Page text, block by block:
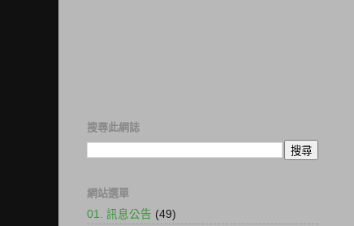
搜尋此網誌
網站選單
01. 訊息公告 (49)